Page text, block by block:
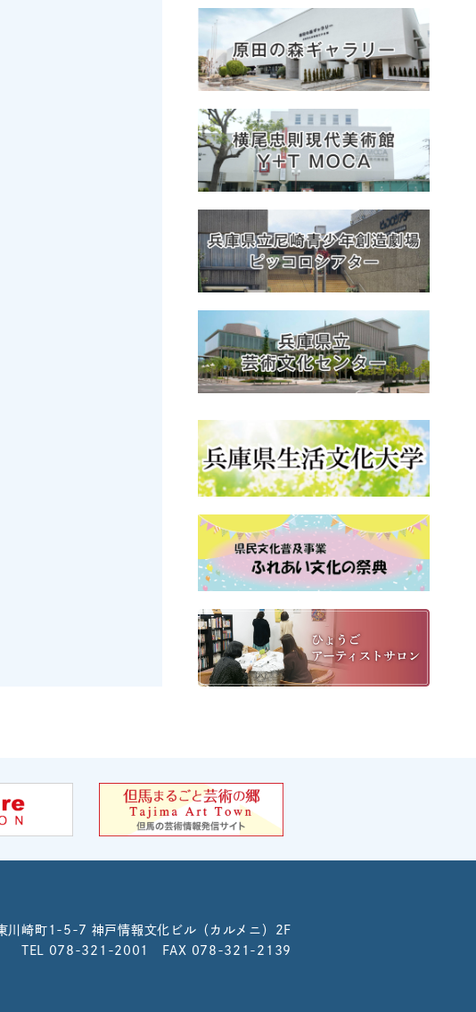
川崎町1-5-7 神戸情報文化ビル（カルメニ）2F
TEL 078-321-2001 FAX 078-321-2139